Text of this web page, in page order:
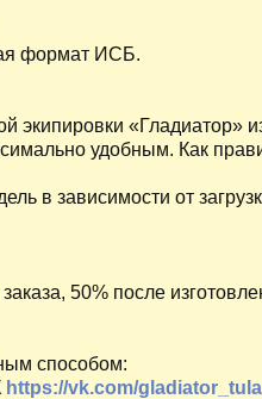
формат ИСБ.
экипировки
удобным. Как
в зависимости от
50% после
способом:
https://vk.com/gladiator_tula